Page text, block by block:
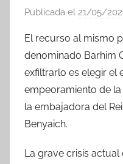
Publicada el 21/05/
El recurso al mismo
denominado Barhim
exfiltrarlo es elegir el
empeoramiento de
la embajadora del
Benyaich.
La grave crisis actual